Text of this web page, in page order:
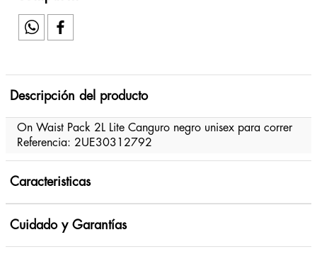
Descripción del producto
On Waist Pack 2L Lite Canguro negro unisex para correr
Referencia: 2UE30312792
Caracteristicas
Cuidado y Garantías